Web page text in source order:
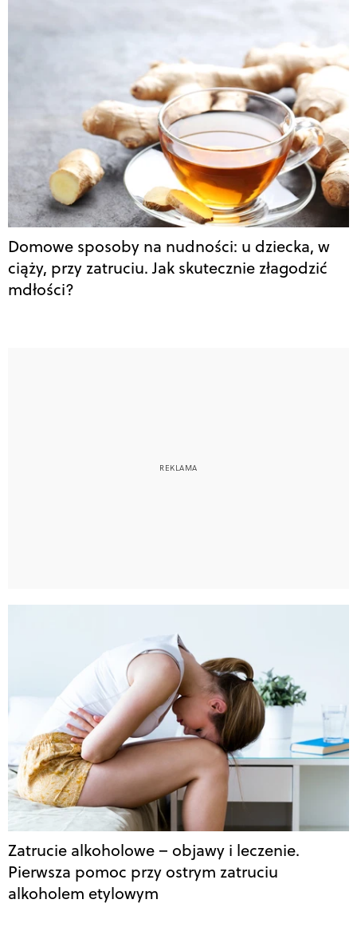
Domowe sposoby na nudności: u dziecka, w
ciąży, przy zatruciu. Jak skutecznie złagodzić
mdłości?
Zatrucie alkoholowe – objawy i leczenie.
Pierwsza pomoc przy ostrym zatruciu
alkoholem etylowym